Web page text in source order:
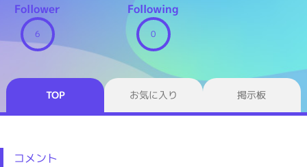
Follower
6
Following
0
TOP お気に入り 掲示板
コメント